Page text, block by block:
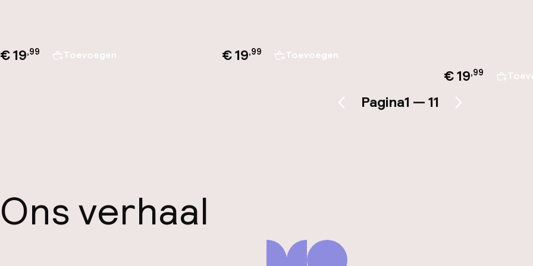
€ 19,99 Toevoegen € 19,99 Toevoegen
€ 19,99
Vorige pagina
Pagina1 — 11 Volgende pagina
Ons verhaal